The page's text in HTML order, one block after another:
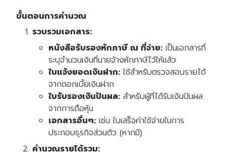
ขั้นตอนการคำนวณ
รวบรวมเอกสาร:
หนังสือรับรองหักภาษี ณ ที่จ่าย: เป็นเอกสารที่
ระบุจำนวนเงินที่นายจ้างหักภาษีไว้ให้แล้ว
ใบแจ้งยอดเงินฝาก: ใช้สำหรับตรวจสอบรายได้
จากดอกเบี้ยเงินฝาก
ใบรับรองเงินปันผล: สำหรับผู้ที่ได้รับเงินปันผล
จากการถือหุ้น
เอกสารอื่นๆ: เช่น ใบเสร็จค่าใช้จ่ายในการ
ประกอบธุรกิจส่วนตัว (หากมี)
คำนวณรายได้รวม: